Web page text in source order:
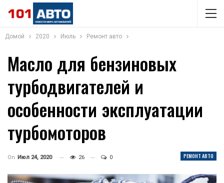
Домой 2020 Июль Ремонт авто
Масло для бензиновых
турбодвигателей и
особенности эксплуатации
турбомоторов
РЕМОНТ АВТО
On Июл 24, 2020 26 0